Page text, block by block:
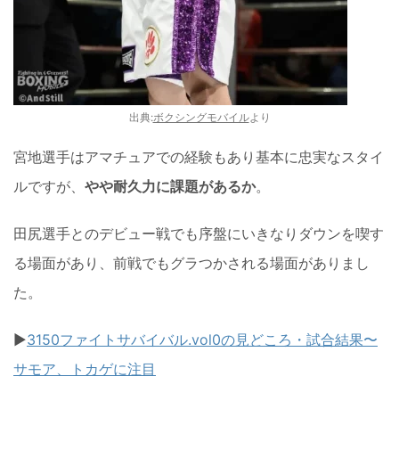
出典:ボクシングモバイルより
宮地選手はアマチュアでの経験もあり基本に忠実なスタイ
ルですが、 やや耐久力に課題があるか。
田尻選手とのデビュー戦でも序盤にいきなりダウンを喫す
る場面があり、前戦でもグラつかされる場面がありまし
た。
▶︎3150ファイトサバイバル.vol0の見どころ・試合結果〜
サモア、トカゲに注目